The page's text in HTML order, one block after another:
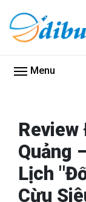
Menu
Review
Quảng
Lịch
Cừu